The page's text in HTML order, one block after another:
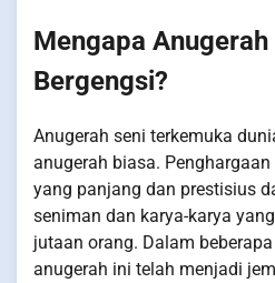
Mengapa
Bergengsi?
Anugerah seni terkemuka
anugerah biasa.
yang panjang dan prestisius
seniman dan karya-karya
jutaan orang. Dalam
anugerah ini telah menjadi